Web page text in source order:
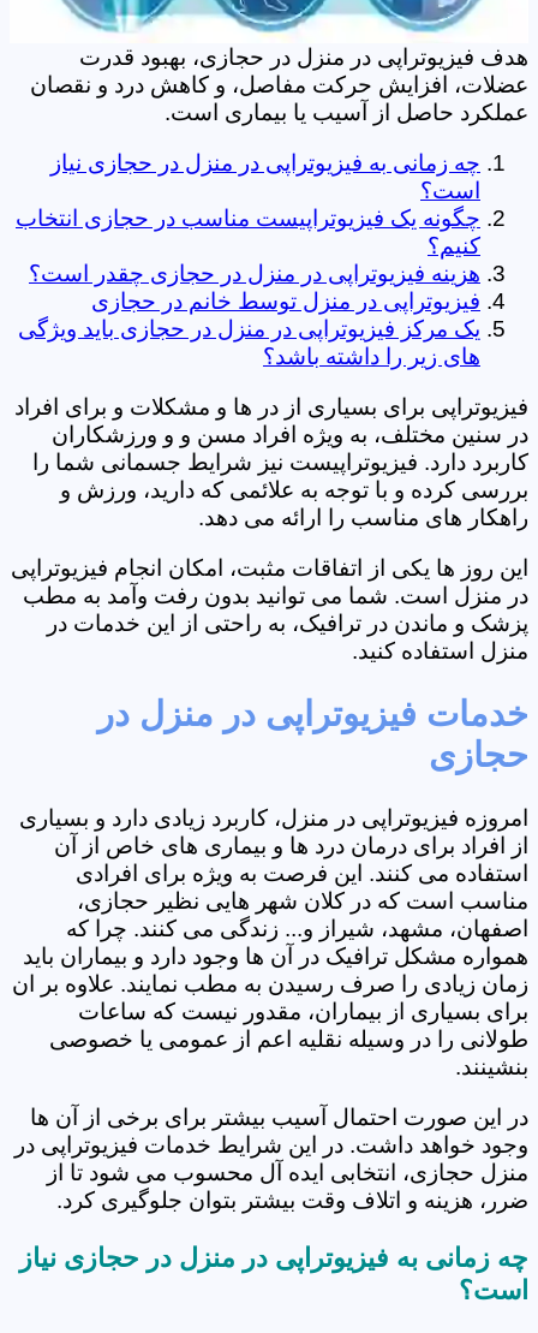
هدف فیزیوتراپی در منزل در حجازی، بهبود قدرت
عضلات، افزایش حرکت مفاصل، و کاهش درد و نقصان
عملکرد حاصل از آسیب یا بیماری است.
چه زمانی به فیزیوتراپی در منزل در حجازی نیاز
است؟
چگونه یک فیزیوتراپیست مناسب در حجازی انتخاب
کنیم؟
هزینه فیزیوتراپی در منزل در حجازی چقدر است؟
فیزیوتراپی در منزل توسط خانم در حجازی
یک مرکز فیزیوتراپی در منزل در حجازی باید ویژگی
های زیر را داشته باشد؟
فیزیوتراپی برای بسیاری از در ها و مشکلات و برای افراد
در سنین مختلف، به ویژه افراد مسن و و ورزشکاران
کاربرد دارد. فیزیوتراپیست نیز شرایط جسمانی شما را
بررسی کرده و با توجه به علائمی که دارید، ورزش و
راهکار های مناسب را ارائه می دهد.
این روز ها یکی از اتفاقات مثبت، امکان انجام فیزیوتراپی
در منزل است. شما می توانید بدون رفت وآمد به مطب
پزشک و ماندن در ترافیک، به راحتی از این خدمات در
منزل استفاده کنید.
خدمات فیزیوتراپی در منزل در
حجازی
امروزه فیزیوتراپی در منزل، کاربرد زیادی دارد و بسیاری
از افراد برای درمان درد ها و بیماری های خاص از آن
استفاده می کنند. این فرصت به ویژه برای افرادی
مناسب است که در کلان شهر هایی نظیر حجازی،
اصفهان، مشهد، شیراز و... زندگی می کنند. چرا که
همواره مشکل ترافیک در آن ها وجود دارد و بیماران باید
زمان زیادی را صرف رسیدن به مطب نمایند. علاوه بر ان
برای بسیاری از بیماران، مقدور نیست که ساعات
طولانی را در وسیله نقلیه اعم از عمومی یا خصوصی
بنشینند.
در این صورت احتمال آسیب بیشتر برای برخی از آن ها
وجود خواهد داشت. در این شرایط خدمات فیزیوتراپی در
منزل حجازی، انتخابی ایده آل محسوب می شود تا از
ضرر، هزینه و اتلاف وقت بیشتر بتوان جلوگیری کرد.
چه زمانی به فیزیوتراپی در منزل در حجازی نیاز
است؟